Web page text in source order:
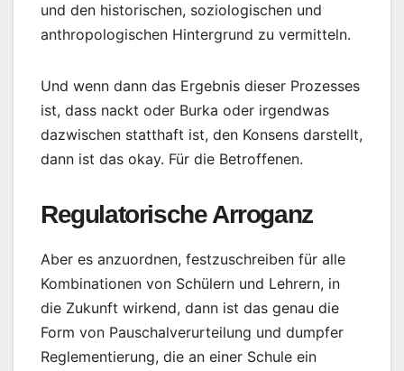
und den historischen, soziologischen und
anthropologischen Hintergrund zu vermitteln.
Und wenn dann das Ergebnis dieser Prozesses
ist, dass nackt oder Burka oder irgendwas
dazwischen statthaft ist, den Konsens darstellt,
dann ist das okay. Für die Betroffenen.
Regulatorische Arroganz
Aber es anzuordnen, festzuschreiben für alle
Kombinationen von Schülern und Lehrern, in
die Zukunft wirkend, dann ist das genau die
Form von Pauschalverurteilung und dumpfer
Reglementierung, die an einer Schule ein